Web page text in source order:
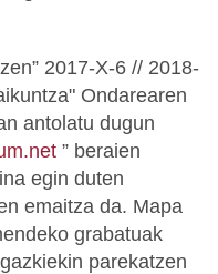
2017-X-6 // 2018-
Ondarearen
antolatu dugun
” beraien
egin duten
emaitza da. Mapa
grabatuak
parekatzen